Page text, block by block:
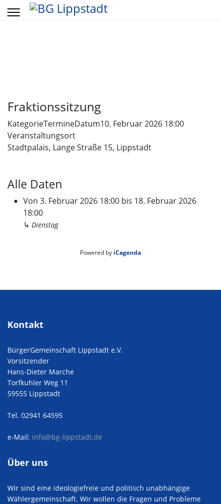
Fraktionssitzung
KategorieTermineDatum10. Februar 2026 18:00
Veranstaltungsort
Stadtpalais, Lange Straße 15, Lippstadt
Alle Daten
Von 3. Februar 2026 18:00 bis 18. Februar 2026
18:00
↳ Dienstag
Powered by iCagenda
Kontakt
BürgerGemeinschaft Lippstadt e.V.
Vorsitzender
Hans-Dieter Marche
Torfkuhler Weg 11
59555 Lippstadt
Tel. 02941 64595
e-Mail: info@bg-lippstadt.de
Über uns
Wir sind eine ideologiefreie und politisch unabhängige
Wählergemeinschaft. Wir wollen die Fragen und Probleme
JahrMonat